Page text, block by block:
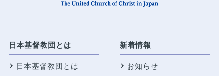
日本基督教団とは
日本基督教団とは
新着情報
お知らせ